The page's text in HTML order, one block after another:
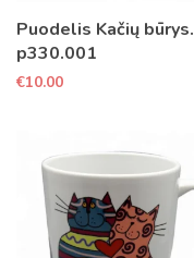
Puodelis Kačių būrys.
p330.001
€10.00